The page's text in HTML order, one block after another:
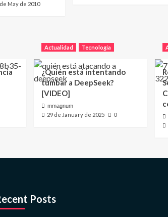
May de 2010
Actualidad Tecnología
¿Quién está intentando
tumbar a DeepSeek?
[VIDEO]
mmagnum
29 de January de 2025 0
Posts